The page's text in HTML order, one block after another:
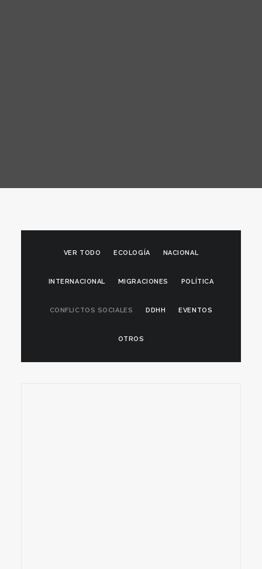
VER TODO ECOLOGÍA NACIONAL
INTERNACIONAL MIGRACIONES POLÍTICA
CONFLICTOS SOCIALES DDHH EVENTOS
OTROS